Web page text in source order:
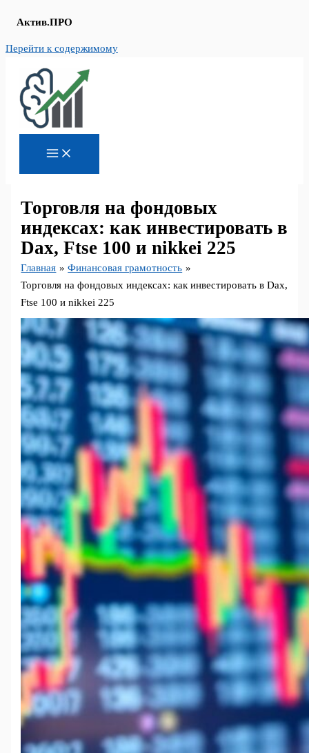
Актив.ПРО
Перейти к содержимому
Торговля на фондовых
индексах: как инвестировать в
Dax, Ftse 100 и nikkei 225
Главная
Финансовая грамотность
Торговля на фондовых индексах: как инвестировать в Dax,
Ftse 100 и nikkei 225